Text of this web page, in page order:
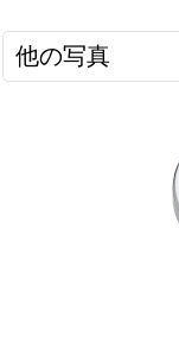
他の写真